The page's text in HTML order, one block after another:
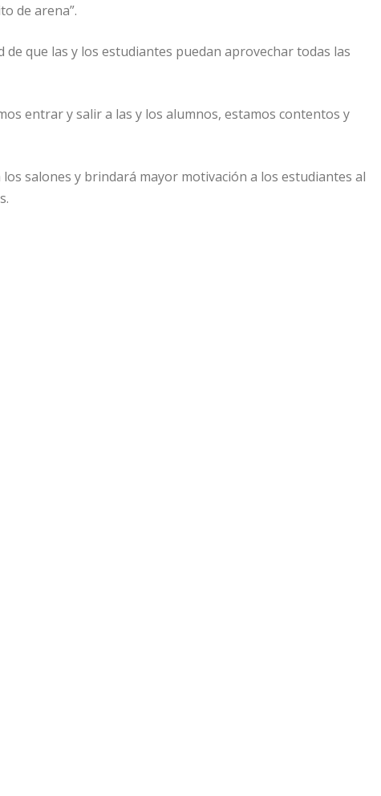
de arena”.
que las y los estudiantes puedan aprovechar todas las
entrar y salir a las y los alumnos, estamos contentos y
salones y brindará mayor motivación a los estudiantes al